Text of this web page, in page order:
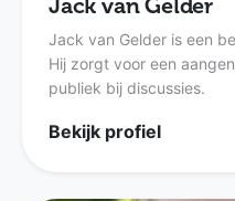
Jack van Gelder
Jack van Gelder is een
Hij zorgt voor een
publiek bij discussies.
Bekijk profiel